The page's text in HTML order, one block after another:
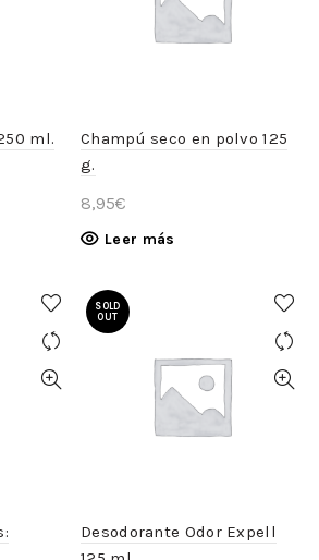
ml.
Champú seco en polvo 125
g.
8,95€
Leer más
SOLD
OUT
Desodorante Odor Expell